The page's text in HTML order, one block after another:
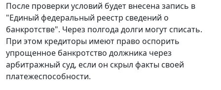
После проверки условий будет внесена запись в
"Единый федеральный реестр сведений о
банкротстве". Через полгода долги могут списать.
При этом кредиторы имеют право оспорить
упрощенное банкротство должника через
арбитражный суд, если он скрыл факты своей
платежеспособности.